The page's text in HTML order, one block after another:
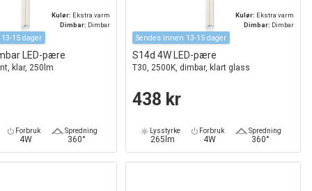
Kulør: Ekstra varm
Dimbar: Dimbar
15 dager
LED-pære
klar, 250lm
Forbruk
4W
Spredning
360°
Kulør: Ekstra varm
Dimbar: Dimbar
Sendes innen 13-15 dager
S14d 4W LED-pære
T30, 2500K, dimbar, klart glass
438 kr
Lysstyrke
265lm
Forbruk
4W
Spredning
360°